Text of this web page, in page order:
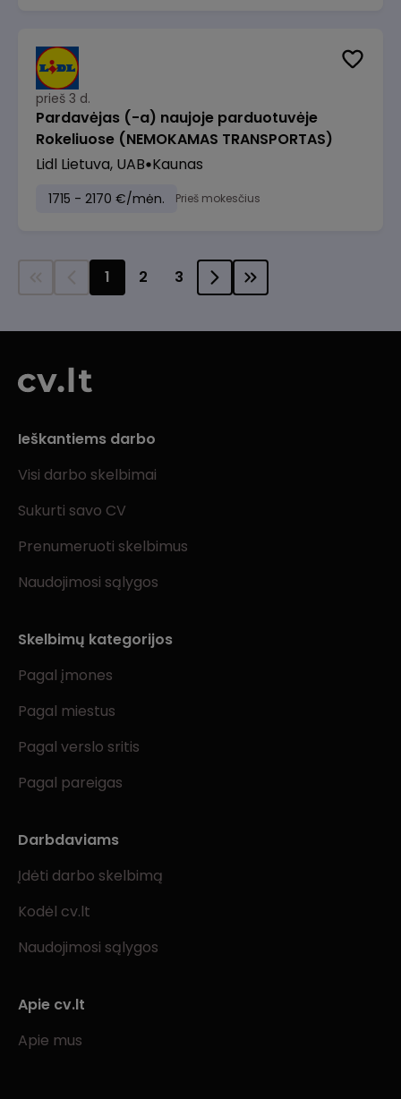
prieš 3 d.
Pardavėjas (-a) naujoje parduotuvėje
Rokeliuose (NEMOKAMAS TRANSPORTAS)
Lidl Lietuva, UAB Kaunas
1715 - 2170 €/mėn. Prieš mokesčius
1 2 3
Ieškantiems darbo
Visi darbo skelbimai
Sukurti savo CV
Prenumeruoti skelbimus
Naudojimosi sąlygos
Skelbimų kategorijos
Pagal įmones
Pagal miestus
Pagal verslo sritis
Pagal pareigas
Darbdaviams
Įdėti darbo skelbimą
Kodėl cv.lt
Naudojimosi sąlygos
Apie cv.lt
Apie mus